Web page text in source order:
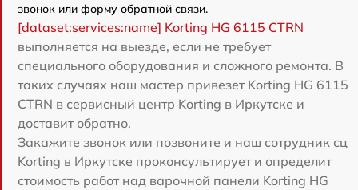
звонок или форму обратной связи.
[dataset:services:name] Korting HG 6115 CTRN
выполняется на выезде, если не требует
специального оборудования и сложного ремонта. В
таких случаях наш мастер привезет Korting HG 6115
CTRN в сервисный центр Korting в Иркутске и
доставит обратно.
Закажите звонок или позвоните и наш сотрудник сц
Korting в Иркутске проконсультирует и определит
стоимость работ над варочной панели Korting HG